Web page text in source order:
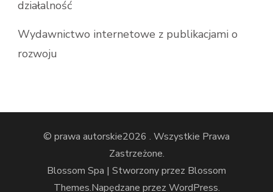
działalność
Wydawnictwo internetowe z publikacjami o
rozwoju
© prawa autorskie2026 . Wszystkie Prawa
Zastrzeżone.
Blossom Spa | Stworzony przez Blossom
Themes.Napędzane przez WordPress.